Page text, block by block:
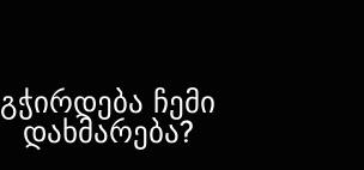
გჭირდება ჩემი
დახმარება?